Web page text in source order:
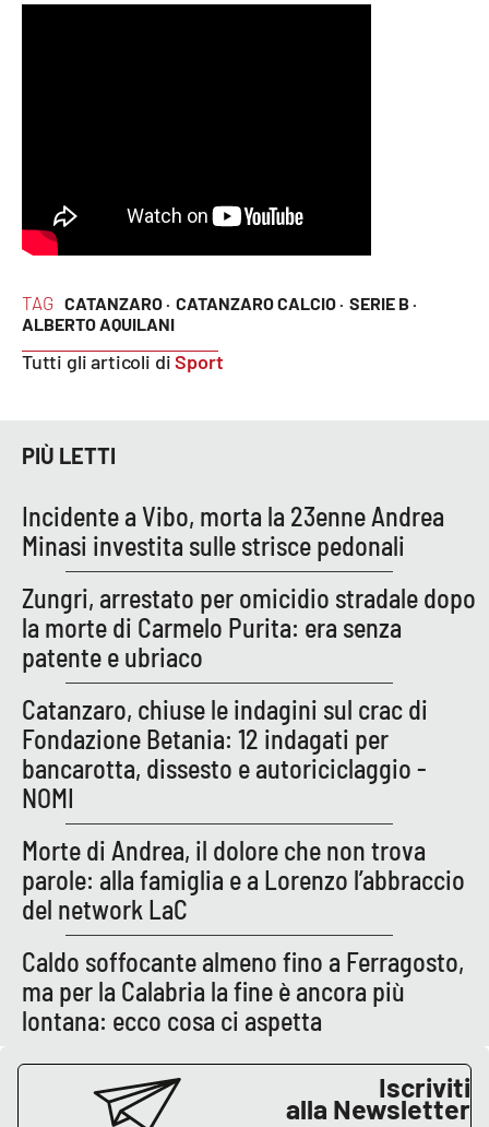
Lactv.it
Laconair.it
Lacitymag.it
Lacapitalenews.it
Ilvibonese.it
Catanzarochannel.it
Android
Apple
TAG CATANZARO · CATANZARO CALCIO · SERIE B ·
ALBERTO AQUILANI
Tutti gli articoli diSport
PIÙ LETTI
Incidente a Vibo, morta la 23enne Andrea
Minasi investita sulle strisce pedonali
Zungri, arrestato per omicidio stradale dopo
la morte di Carmelo Purita: era senza
patente e ubriaco
Catanzaro, chiuse le indagini sul crac di
Fondazione Betania: 12 indagati per
bancarotta, dissesto e autoriciclaggio -
NOMI
Morte di Andrea, il dolore che non trova
parole: alla famiglia e a Lorenzo l’abbraccio
del network LaC
Caldo soffocante almeno fino a Ferragosto,
ma per la Calabria la fine è ancora più
lontana: ecco cosa ci aspetta
Iscriviti
alla Newsletter